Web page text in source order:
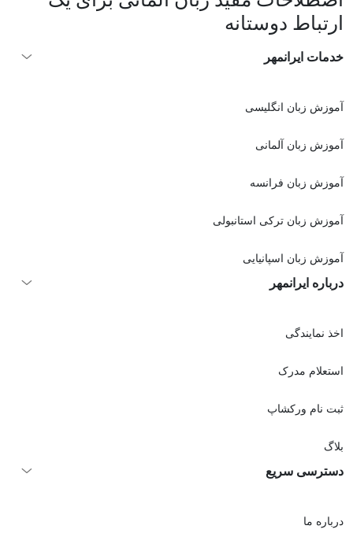
ارتباط دوستانه
خدمات ایرانمهر
آموزش زبان انگلیسی
آموزش زبان آلمانی
آموزش زبان فرانسه
آموزش زبان ترکی استانبولی
آموزش زبان اسپانیایی
درباره ایرانمهر
اخذ نمايندگی
استعلام مدرک
ثبت نام ورکشاپ
بلاگ
دسترسی سریع
درباره ما